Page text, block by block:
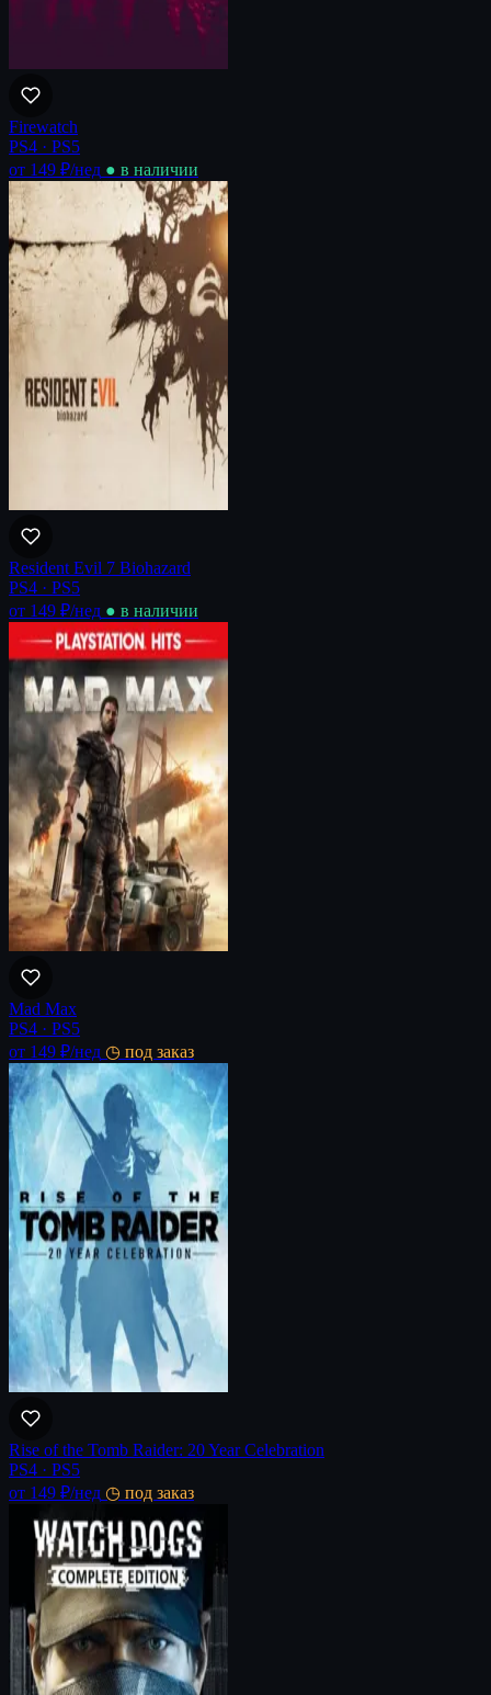
Firewatch
PS4 · PS5
от 149 ₽/нед ● в наличии
Resident Evil 7 Biohazard
PS4 · PS5
от 149 ₽/нед ● в наличии
Mad Max
PS4 · PS5
от 149 ₽/нед ◷ под заказ
Rise of the Tomb Raider: 20 Year Celebration
PS4 · PS5
от 149 ₽/нед ◷ под заказ